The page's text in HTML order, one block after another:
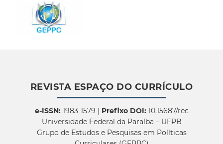
REVISTA ESPAÇO DO CURRÍCULO
e-ISSN:1983-1579 | Prefixo DOI:10.15687/rec
Universidade Federal da Paraíba – UFPB
Grupo de Estudos e Pesquisas em Políticas